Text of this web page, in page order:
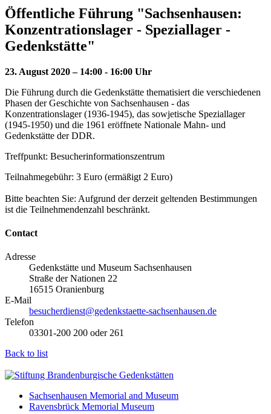
Öffentliche Führung "Sachsenhausen:
Konzentrationslager - Speziallager -
Gedenkstätte"
23. August 2020 – 14:00 - 16:00 Uhr
Die Führung durch die Gedenkstätte thematisiert die verschiedenen
Phasen der Geschichte von Sachsenhausen - das
Konzentrationslager (1936-1945), das sowjetische Speziallager
(1945-1950) und die 1961 eröffnete Nationale Mahn- und
Gedenkstätte der DDR.
Treffpunkt: Besucherinformationszentrum
Teilnahmegebühr: 3 Euro (ermäßigt 2 Euro)
Bitte beachten Sie: Aufgrund der derzeit geltenden Bestimmungen
ist die Teilnehmendenzahl beschränkt.
Contact
Adresse
Gedenkstätte und Museum Sachsenhausen
Straße der Nationen 22
16515 Oranienburg
E-Mail
besucherdienst@gedenkstaette-sachsenhausen.de
Telefon
03301-200 200 oder 261
Back to list
Sachsenhausen Memorial and Museum
Ravensbrück Memorial Museum